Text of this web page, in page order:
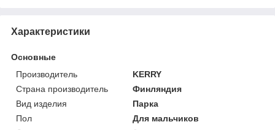
Характеристики
Основные
Производитель
KERRY
Страна производитель
Финляндия
Вид изделия
Парка
Пол
Для мальчиков